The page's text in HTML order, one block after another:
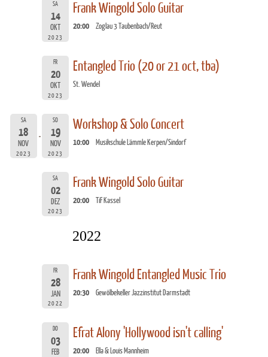
SA
14
OKT
2023
Frank Wingold Solo Guitar
20:00 Zoglau 3 Taubenbach/Reut
FR
20
OKT
2023
Entangled Trio (20 or 21 oct, tba)
St. Wendel
SA
18
NOV
2023
SO
19
NOV
2023
Workshop & Solo Concert
10:00 Musikschule Lämmle Kerpen/Sindorf
SA
02
DEZ
2023
Frank Wingold Solo Guitar
20:00 TiF Kassel
2022
FR
28
JAN
2022
Frank Wingold Entangled Music Trio
20:30 Gewölbekeller Jazzinstitut Darmstadt
DO
03
FEB
Efrat Alony 'Hollywood isn't calling'
20:00 Ella & Louis Mannheim